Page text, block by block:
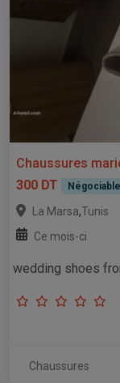
Chaussures
300 DT
Négociable
La Marsa,Tunis
Ce mois-ci
wedding shoes
Chaussures